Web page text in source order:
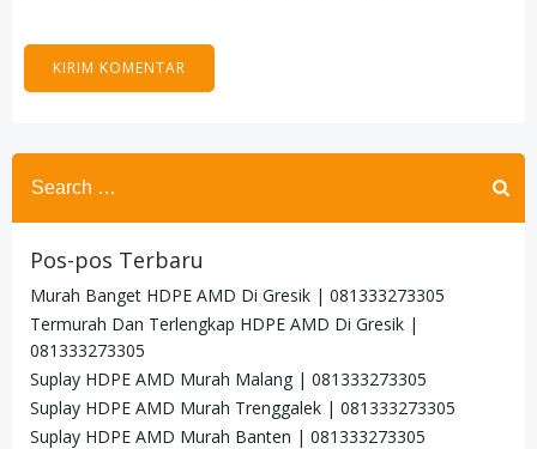
Search
for:
Pos-pos Terbaru
Murah Banget HDPE AMD Di Gresik | 081333273305
Termurah Dan Terlengkap HDPE AMD Di Gresik |
081333273305
Suplay HDPE AMD Murah Malang | 081333273305
Suplay HDPE AMD Murah Trenggalek | 081333273305
Suplay HDPE AMD Murah Banten | 081333273305